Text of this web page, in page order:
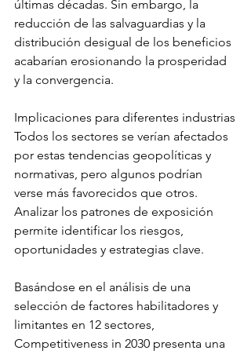
últimas décadas. Sin embargo, la
reducción de las salvaguardias y la
distribución desigual de los beneficios
acabarían erosionando la prosperidad
y la convergencia.
Implicaciones para diferentes industrias
Todos los sectores se verían afectados
por estas tendencias geopolíticas y
normativas, pero algunos podrían
verse más favorecidos que otros.
Analizar los patrones de exposición
permite identificar los riesgos,
oportunidades y estrategias clave.
Basándose en el análisis de una
selección de factores habilitadores y
limitantes en 12 sectores,
Competitiveness in 2030 presenta una